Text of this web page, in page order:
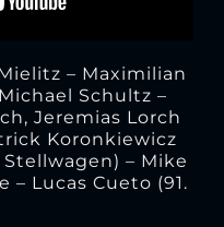
– Maximilian
Schultz –
Jeremias Lorch
Koronkiewicz
Stellwagen) – Mike
– Lucas Cueto (91.